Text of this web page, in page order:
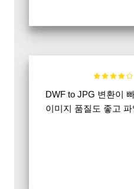
DWF to JPG 변환이
이미지 품질도 좋고